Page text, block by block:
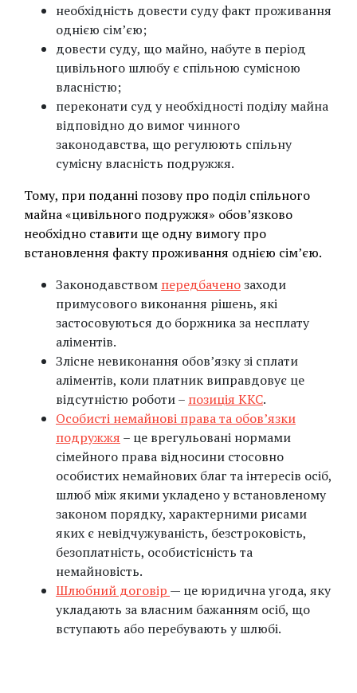
необхідність довести суду факт проживання
однією сім’єю;
довести суду, що майно, набуте в період
цивільного шлюбу є спільною сумісною
власністю;
переконати суд у необхідності поділу майна
відповідно до вимог чинного
законодавства, що регулюють спільну
сумісну власність подружжя.
Тому, при поданні позову про поділ спільного
майна «цивільного подружжя» обов’язково
необхідно ставити ще одну вимогу про
встановлення факту проживання однією сім’єю.
Законодавством передбаченозаходи
примусового виконання рішень, які
застосовуються до боржника за несплату
аліментів.
Злісне невиконання обов’язку зі сплати
аліментів, коли платник виправдовує це
відсутністю роботи – позиція ККС.
Особисті немайнові права та обов’язки
подружжя – це врегульовані нормами
сімейного права відносини стосовно
особистих немайнових благ та інтересів осіб,
шлюб між якими укладено у встановленому
законом порядку, характерними рисами
яких є невідчужуваність, безстроковість,
безоплатність, особистісність та
немайновість.
Шлюбний договір — це юридична угода, яку
укладають за власним бажанням осіб, що
вступають або перебувають у шлюбі.